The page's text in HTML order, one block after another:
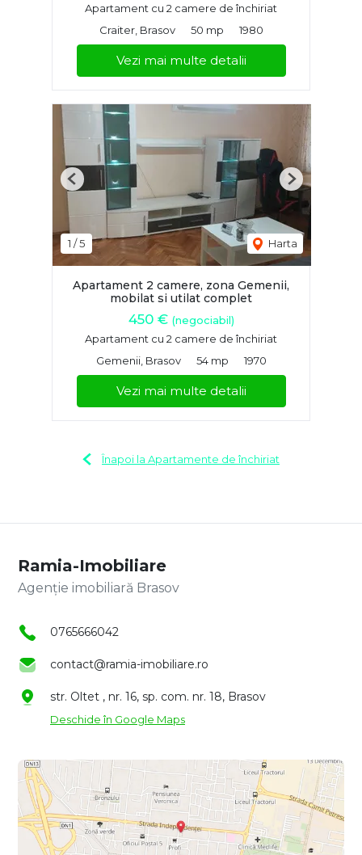
Apartament cu 2 camere de închiriat
Craiter, Brasov
50 mp 1980
Vezi mai multe detalii
1 /5 Harta
Previous Next
Apartament 2 camere, zona Gemenii,
mobilat si utilat complet
450 € (negociabil)
Apartament cu 2 camere de închiriat
Gemenii, Brasov
54 mp 1970
Vezi mai multe detalii
Înapoi la Apartamente de închiriat
Ramia-Imobiliare
Agenție imobiliară Brasov
0765666042
contact@ramia-imobiliare.ro
str. Oltet , nr. 16, sp. com. nr. 18, Brasov
Deschide în Google Maps